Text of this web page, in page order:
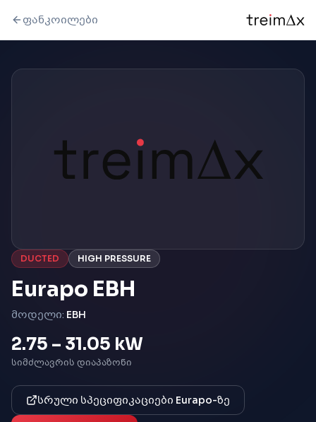
ფანკოილები
DUCTED HIGH PRESSURE
Eurapo EBH
მოდელი: EBH
2.75 – 31.05 kW
ᲡᲘᲛᲫᲚᲐᲕᲠᲘᲡ ᲓᲘᲐᲞᲐᲖᲝᲜᲘ
სრული სპეციფიკაციები Eurapo-ზე